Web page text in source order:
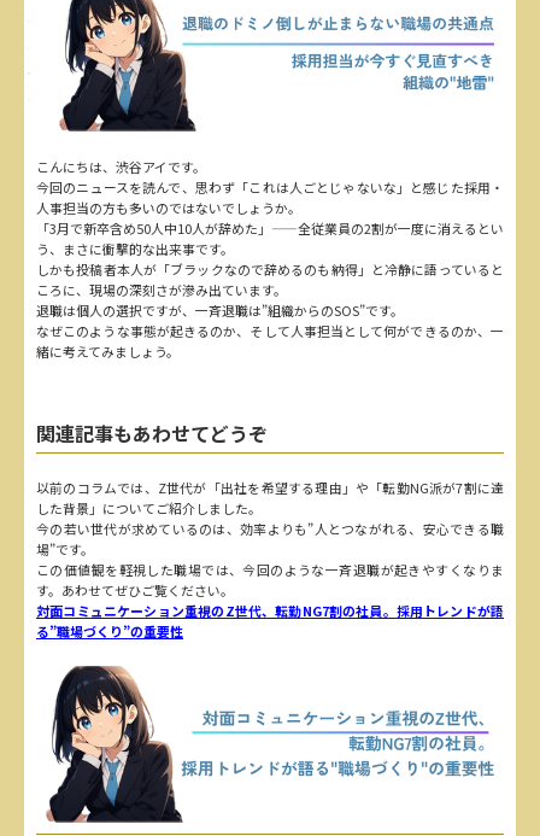
こんにちは、渋谷アイです。
今回のニュースを読んで、思わず「これは人ごとじゃないな」と感じた採用・
人事担当の方も多いのではないでしょうか。
「3月で新卒含め50人中10人が辞めた」——全従業員の2割が一度に消えるとい
う、まさに衝撃的な出来事です。
しかも投稿者本人が「ブラックなので辞めるのも納得」と冷静に語っていると
ころに、現場の深刻さが滲み出ています。
退職は個人の選択ですが、一斉退職は”組織からのSOS”です。
なぜこのような事態が起きるのか、そして人事担当として何ができるのか、一
緒に考えてみましょう。
関連記事もあわせてどうぞ
以前のコラムでは、Z世代が「出社を希望する理由」や「転勤NG派が7割に達
した背景」についてご紹介しました。
今の若い世代が求めているのは、効率よりも”人とつながれる、安心できる職
場”です。
この価値観を軽視した職場では、今回のような一斉退職が起きやすくなりま
す。あわせてぜひご覧ください。
対面コミュニケーション重視のZ世代、転勤NG7割の社員。採用トレンドが語
る”職場づくり”の重要性